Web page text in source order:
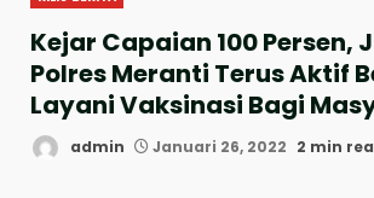
Kejar Capaian 100 Persen,
Polres Meranti Terus Aktif
Layani Vaksinasi Bagi
admin Januari 26, 2022 2 min